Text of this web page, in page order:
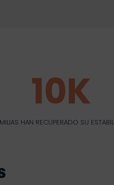
10K
HAN RECUPERADO SU